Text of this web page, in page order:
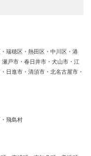
瑞穂区・熱田区・中川区・港
戸市・春日井市・犬山市・江
日進市・清須市・北名古屋市・
飛島村